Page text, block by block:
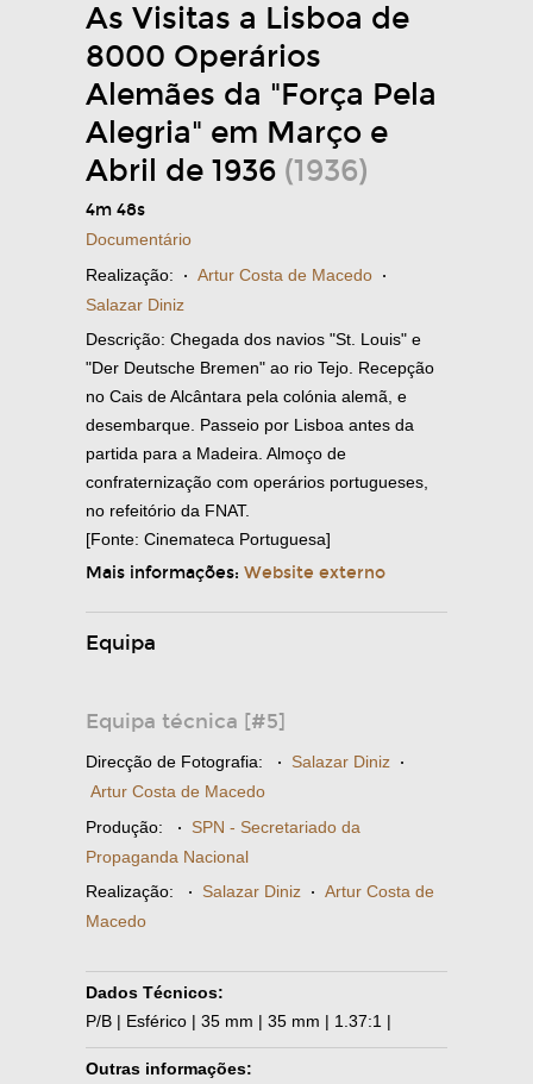
As Visitas a Lisboa de
8000 Operários
Alemães da "Força Pela
Alegria" em Março e
Abril de 1936 (1936)
4m 48s
Documentário
Realização: · Artur Costa de Macedo ·
Salazar Diniz
Descrição: Chegada dos navios "St. Louis" e
"Der Deutsche Bremen" ao rio Tejo. Recepção
no Cais de Alcântara pela colónia alemã, e
desembarque. Passeio por Lisboa antes da
partida para a Madeira. Almoço de
confraternização com operários portugueses,
no refeitório da FNAT.
[Fonte: Cinemateca Portuguesa]
Mais informações: Website externo
Equipa
Equipa técnica [#5]
Direcção de Fotografia: · Salazar Diniz ·
Artur Costa de Macedo
Produção: · SPN - Secretariado da
Propaganda Nacional
Realização: · Salazar Diniz · Artur Costa de
Macedo
Dados Técnicos:
P/B | Esférico | 35 mm | 35 mm | 1.37:1 |
Outras informações: